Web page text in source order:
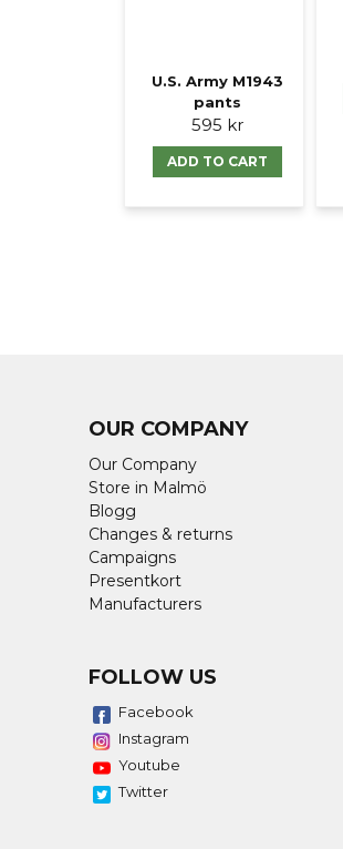
U.S. Army M1943
pants
595 kr
ADD TO CART
OUR COMPANY
Our Company
Store in Malmö
Blogg
Changes & returns
Campaigns
Presentkort
Manufacturers
FOLLOW US
Facebook
Instagram
Youtube
Twitter